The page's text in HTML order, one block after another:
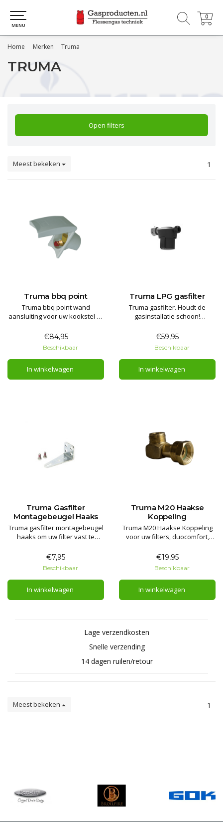
0
0
MENU
Home Merken Truma
TRUMA
Open filters
Meest bekeken 1
Truma bbq point
Truma bbq point wand
aansluiting voor uw kookstel of
eenvoudig en snel aan het gas
netwerk van uw caravan /
camper.
€84,95
Beschikbaar
In winkelwagen
Truma LPG gasfilter
Truma gasfilter. Houdt de
gasinstallatie schoon!
kranen en de gas apparatuur
tegen verontreiniging en olie.
€59,95
Beschikbaar
In winkelwagen
Truma Gasfilter
Montagebeugel Haaks
Truma gasfilter montagebeugel
haaks om uw filter vast te
gasbun.
€7,95
Beschikbaar
In winkelwagen
Truma M20 Haakse
Koppeling
Truma M20 Haakse Koppeling
voor uw filters, duocomfort,
€19,95
Beschikbaar
In winkelwagen
Lage verzendkosten
Snelle verzending
14 dagen ruilen/retour
Meest bekeken 1